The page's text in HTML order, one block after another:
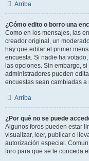
Arriba
¿Cómo edito o borro una
Como en los mensajes, las
creador original, un
hay que editar el primer
encuesta. Si nadie ha
las opciones. Sin embargo,
administradores pueden
encuestas sean cambiadas
Arriba
¿Por qué no se puede
Algunos foros pueden estar
visualizar, leer, publicar o
autorización especial.
foro para que se le conceda